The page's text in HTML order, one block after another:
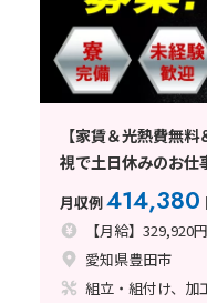
【家賃＆光熱費無
視で土日休みのお
知県豊田市
月収例414,380
【月給】329,920
愛知県豊田市
組立・組付け、加